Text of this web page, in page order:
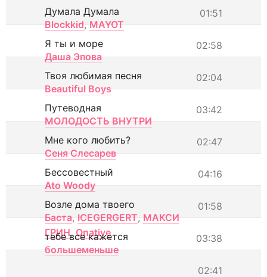
01:51
Думала Думала
Blockkid, MAYOT
02:58
Я ты и море
Даша Эпова
02:04
Твоя любимая песня
Beautiful Boys
03:42
Путеводная
МОЛОДОСТЬ ВНУТРИ
02:47
Мне кого любить?
Сеня Слесарев
04:16
Бессовестный
Ato Woody
01:58
Возле дома твоего
Баста, ICEGERGERT, МАКСИ
ГРИН, Onative 03:38
тебе все кажется
большеменьше
02:41